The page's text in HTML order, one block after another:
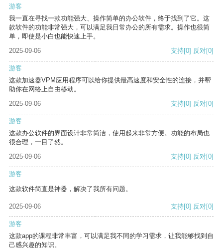
游客
我一直在寻找一款功能强大、操作简单的办公软件，终于找到了它。这
款软件的功能非常强大，可以满足我日常办公的所有需求。操作也很简
单，即使是小白也能快速上手。
2025-09-06
支持[0] 反对[0]
游客
这款加速器VPM应用程序可以给你提供最高速度和安全性的连接，并帮
助你在网络上自由移动。
2025-09-06
支持[0] 反对[0]
游客
这款办公软件的界面设计非常简洁，使用起来非常方便。功能的布局也
很合理，一目了然。
2025-09-06
支持[0] 反对[0]
游客
这款软件简直是神器，解决了我所有问题。
2025-09-06 支持[0] 反对[0]
游客
这款app的课程非常丰富，可以满足我不同的学习需求，让我能够找到自
己感兴趣的知识。